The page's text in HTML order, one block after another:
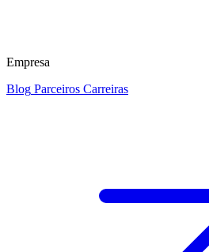
Empresa
Blog Parceiros Carreiras